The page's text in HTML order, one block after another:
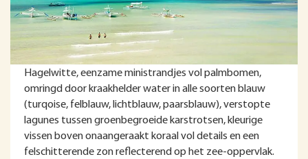
Hagelwitte, eenzame ministrandjes vol palmbomen,
omringd door kraakhelder water in alle soorten blauw
(turqoise, felblauw, lichtblauw, paarsblauw), verstopte
lagunes tussen groenbegroeide karstrotsen, kleurige
vissen boven onaangeraakt koraal vol details en een
felschitterende zon reflecterend op het zee-oppervlak.